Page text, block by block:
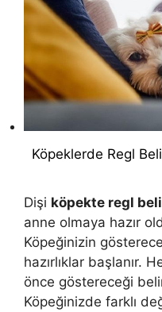
Köpeklerde Regl
Dişi köpekte regl
anne olmaya hazır
Köpeğinizin
hazırlıklar başlanır.
önce göstereceği
Köpeğinizde farklı